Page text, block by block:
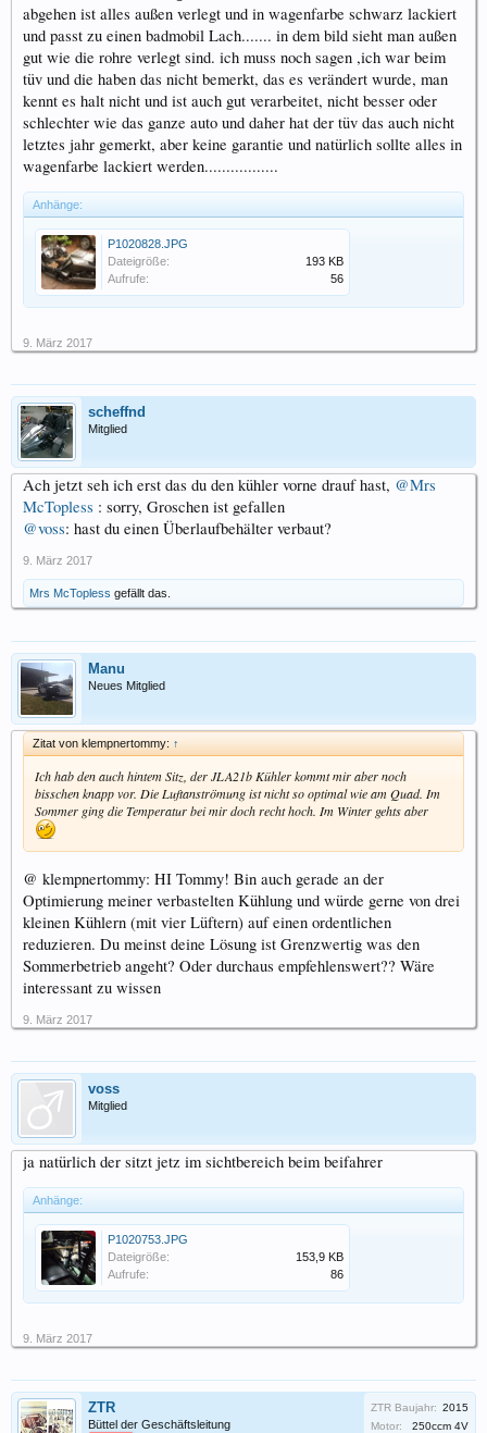
abgehen ist alles außen verlegt und in wagenfarbe schwarz lackiert
und passt zu einen badmobil Lach....... in dem bild sieht man außen
gut wie die rohre verlegt sind. ich muss noch sagen ,ich war beim
tüv und die haben das nicht bemerkt, das es verändert wurde, man
kennt es halt nicht und ist auch gut verarbeitet, nicht besser oder
schlechter wie das ganze auto und daher hat der tüv das auch nicht
letztes jahr gemerkt, aber keine garantie und natürlich sollte alles in
wagenfarbe lackiert werden.................
Anhänge:
P1020828.JPG
Dateigröße:
193 KB
Aufrufe:
56
9. März 2017
scheffnd
Mitglied
Ach jetzt seh ich erst das du den kühler vorne drauf hast, @Mrs
McTopless : sorry, Groschen ist gefallen
@voss: hast du einen Überlaufbehälter verbaut?
9. März 2017
Mrs McTopless gefällt das.
Manu
Neues Mitglied
Zitat von klempnertommy: ↑
Ich hab den auch hintem Sitz, der JLA21b Kühler kommt mir aber noch
bisschen knapp vor. Die Luftanströmung ist nicht so optimal wie am Quad. Im
Sommer ging die Temperatur bei mir doch recht hoch. Im Winter gehts aber
@ klempnertommy: HI Tommy! Bin auch gerade an der
Optimierung meiner verbastelten Kühlung und würde gerne von drei
kleinen Kühlern (mit vier Lüftern) auf einen ordentlichen
reduzieren. Du meinst deine Lösung ist Grenzwertig was den
Sommerbetrieb angeht? Oder durchaus empfehlenswert?? Wäre
interessant zu wissen
9. März 2017
voss
Mitglied
ja natürlich der sitzt jetz im sichtbereich beim beifahrer
Anhänge:
P1020753.JPG
Dateigröße:
153,9 KB
Aufrufe:
86
9. März 2017
ZTR
Büttel der Geschäftsleitung
ZTR Baujahr: 2015
Motor:
250ccm 4V